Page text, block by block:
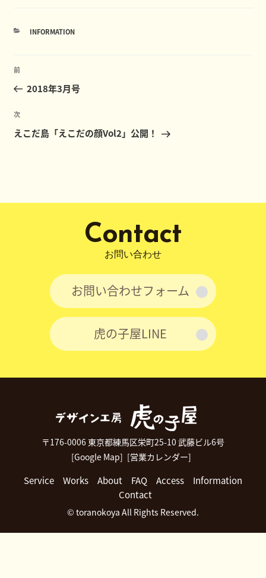
カ
INFORMATION
投
稿
ナ
ビ
ゲ
前
の
稿
前
2018年3月号
次
の
次
えこだ島「えこだの顔Vol2」公開！
Contact
お問い合わせ
お問い合わせフォーム
虎の子屋LINE
〒176-0006 東京都練馬区栄町25-10 武藤ビル6号
[Google Map] [営業カレンダー]
Service Works About FAQ Access
Information
Contact
© toranokoya All Rights Reserved.